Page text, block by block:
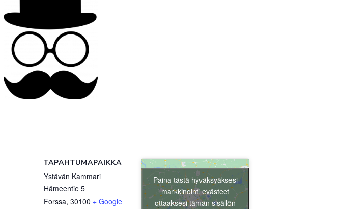
TAPAHTUMAPAIKKA
Ystävän Kammari
Hämeentie 5
Forssa, 30100 + Google
Paina tästä hyväksyäksesi
markkinointi evästeet
ottaaksesi tämän sisällön